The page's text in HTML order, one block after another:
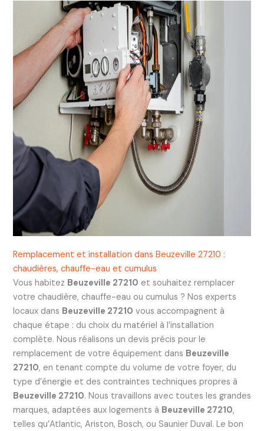
Remplacement et installation dans Beuzeville 27210 :
chaudières, chauffe-eau et cumulus
Vous habitez Beuzeville 27210 et souhaitez remplacer
votre chaudière, chauffe-eau ou cumulus ? Nos experts
locaux dans Beuzeville 27210 vous accompagnent à
chaque étape : du choix du matériel à l’installation
complète. Nous réalisons un devis précis pour le
remplacement de votre équipement dans Beuzeville
27210, en tenant compte du volume de votre foyer, du
type d’énergie et des contraintes techniques propres à
Beuzeville 27210. Nous travaillons avec toutes les grandes
marques, adaptées aux logements à Beuzeville 27210,
telles qu’Atlantic, Ariston, Bosch, ou Saunier Duval. Le bon